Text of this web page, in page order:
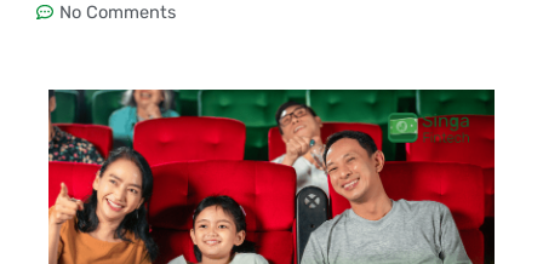
No Comments